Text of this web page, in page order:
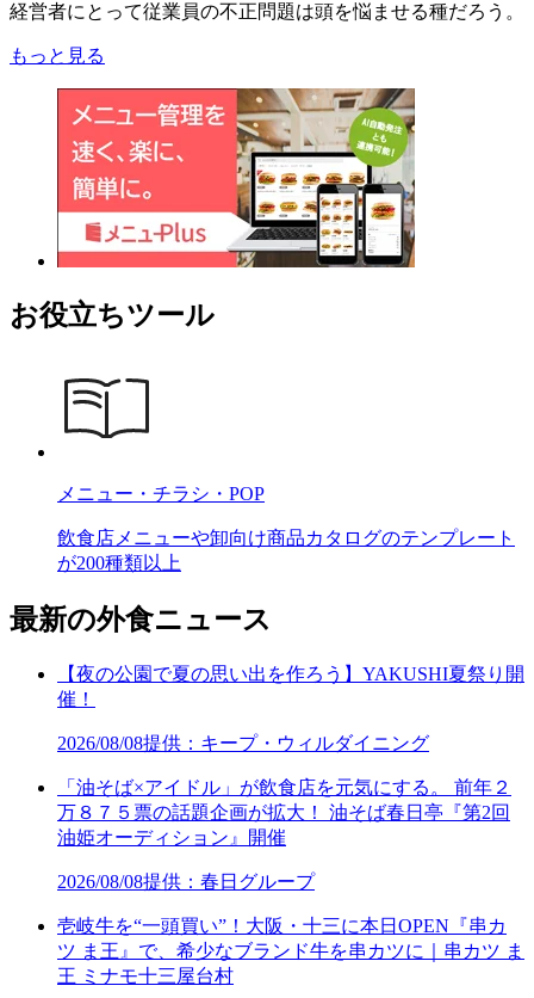
経営者にとって従業員の不正問題は頭を悩ませる種だろう。
もっと見る
お役立ちツール
メニュー・チラシ・POP
飲食店メニューや卸向け商品カタログのテンプレート
が200種類以上
最新の外食ニュース
【夜の公園で夏の思い出を作ろう】YAKUSHI夏祭り開
催！
2026/08/08提供：キープ・ウィルダイニング
「油そば×アイドル」が飲食店を元気にする。 前年２
万８７５票の話題企画が拡大！ 油そば春日亭『第2回
油姫オーディション』開催
2026/08/08提供：春日グループ
壱岐牛を“一頭買い”！大阪・十三に本日OPEN『串カ
ツ ま王』で、希少なブランド牛を串カツに｜串カツ ま
王 ミナモ十三屋台村